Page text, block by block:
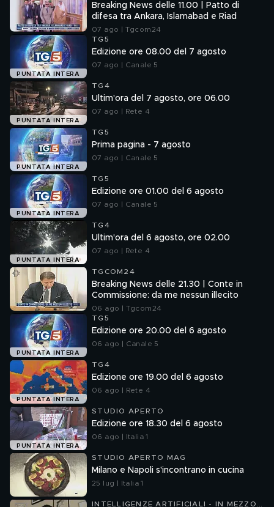
Breaking News delle 11.00 | Patto di
difesa tra Ankara, Islamabad e Riad
07 ago | Tgcom24
PUNTATA INTERA
TG5
Edizione ore 08.00 del 7 agosto
07 ago | Canale 5
PUNTATA INTERA
TG4
Ultim'ora del 7 agosto, ore 06.00
07 ago | Rete 4
PUNTATA INTERA
TG5
Prima pagina - 7 agosto
07 ago | Canale 5
PUNTATA INTERA
TG5
Edizione ore 01.00 del 6 agosto
07 ago | Canale 5
PUNTATA INTERA
TG4
Ultim'ora del 6 agosto, ore 02.00
07 ago | Rete 4
TGCOM24
Breaking News delle 21.30 | Conte in
Commissione: da me nessun illecito
06 ago | Tgcom24
PUNTATA INTERA
TG5
Edizione ore 20.00 del 6 agosto
06 ago | Canale 5
PUNTATA INTERA
TG4
Edizione ore 19.00 del 6 agosto
06 ago | Rete 4
PUNTATA INTERA
STUDIO APERTO
Edizione ore 18.30 del 6 agosto
06 ago | Italia 1
STUDIO APERTO MAG
Milano e Napoli s'incontrano in cucina
25 lug | Italia 1
INTELLIGENZE ARTIFICIALI - IN MEZZO